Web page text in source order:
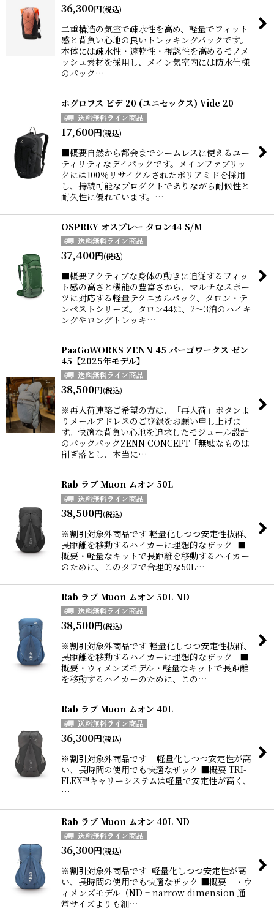
36,300円(税込)
二重構造の気室で疎水性を高め、軽量でフィット
感と背負い心地の良いトレッキングパックです。
本体には疎水性・速乾性・視認性を高めるモノメ
ッシュ素材を採用し、メイン気室内には防水仕様
のパック…
ホグロフス ビデ 20 (ユニセックス) Vide 20
17,600円(税込)
■概要自然から都会までシームレスに使えるユー
ティリティなデイパックです。メインファブリッ
クには100％リサイクルされたポリアミドを採用
し、持続可能なプロダクトでありながら耐候性と
耐久性に優れています。…
OSPREY オスプレー タロン44 S/M
37,400円(税込)
■概要アクティブな身体の動きに追従するフィッ
ト感の高さと機能の豊富さから、マルチなスポー
ツに対応する軽量テクニカルパック、タロン・テ
ンペストシリーズ。タロン44は、2〜3泊のハイキ
ングやロングトレッキ…
PaaGoWORKS ZENN 45 パーゴワークス ゼン
45【2025年モデル】
38,500円(税込)
※再入荷連絡ご希望の方は、「再入荷」ボタンよ
りメールアドレスのご登録をお願い申し上げま
す。快適な背負い心地を追求したモジュール設計
のバックパックZENN CONCEPT「無駄なものは
削ぎ落とし、本当に…
Rab ラブ Muon ムオン 50L
38,500円(税込)
※割引対象外商品です 軽量化しつつ安定性抜群、
長距離を移動するハイカーに理想的なザック ■
概要・軽量なキットで長距離を移動するハイカー
のために、このタフで合理的な50L…
Rab ラブ Muon ムオン 50L ND
38,500円(税込)
※割引対象外商品です 軽量化しつつ安定性抜群、
長距離を移動するハイカーに理想的なザック ■
概要・ウィメンズモデル・軽量なキットで長距離
を移動するハイカーのために、この…
Rab ラブ Muon ムオン 40L
36,300円(税込)
※割引対象外商品です 軽量化しつつ安定性が高
い、長時間の使用でも快適なザック ■概要 TRI-
FLEX™キャリーシステムは軽量で安定性が高く、
…
Rab ラブ Muon ムオン 40L ND
36,300円(税込)
※割引対象外商品です 軽量化しつつ安定性が高
い、長時間の使用でも快適なザック ■概要 ・ウ
ィメンズモデル（ND = narrow dimension 通
常サイズよりも細…